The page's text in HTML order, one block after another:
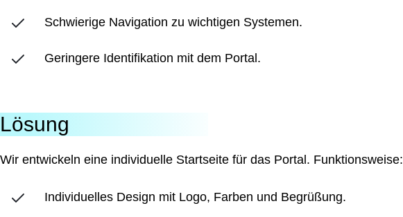
Schwierige Navigation zu wichtigen Systemen.
Geringere Identifikation mit dem Portal.
Lösung
Wir entwickeln eine individuelle Startseite für das Portal. Funktionsweise:
Individuelles Design mit Logo, Farben und Begrüßung.